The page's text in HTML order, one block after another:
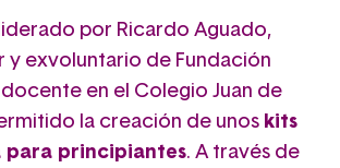
por Ricardo Aguado,
y exvoluntario de Fundación
docente en el Colegio Juan de
la creación de unos kits
principiantes. A través de